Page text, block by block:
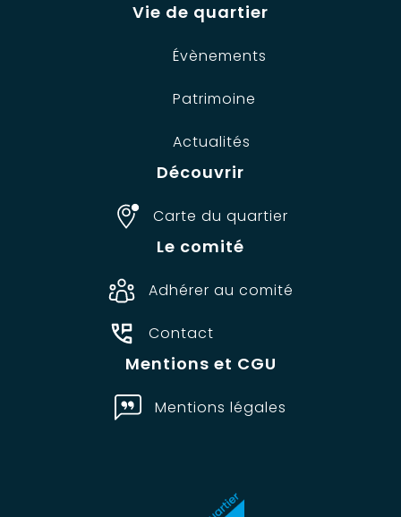
Vie de quartier
Évènements
Patrimoine
Actualités
Découvrir
Carte du quartier
Le comité
Adhérer au comité
Contact
Mentions et CGU
Mentions légales